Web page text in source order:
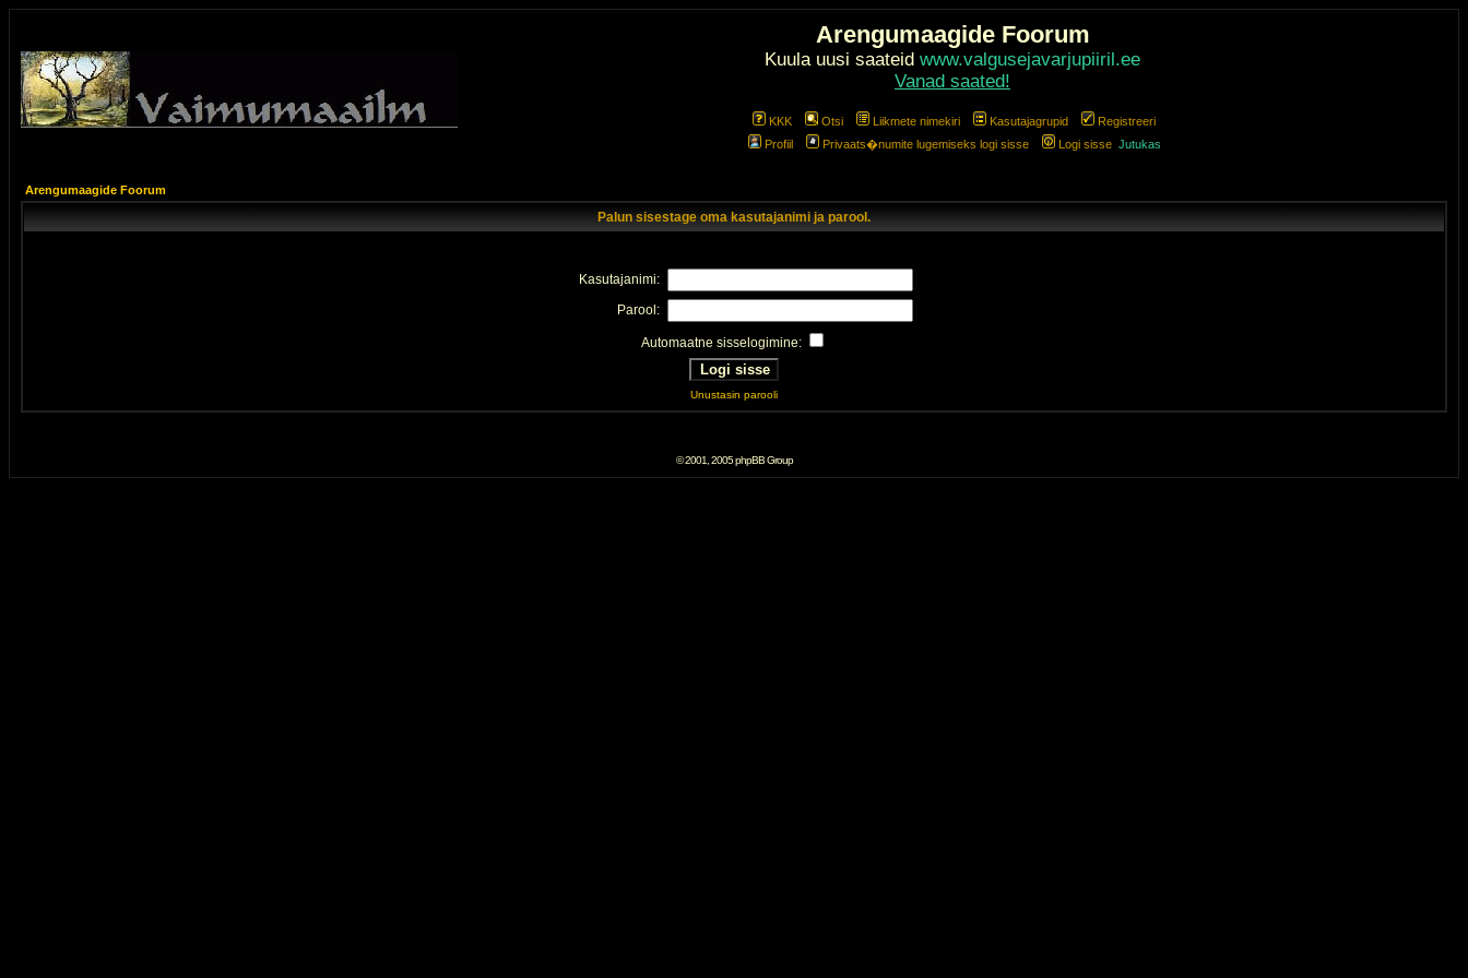
Arengumaagide Foorum
Kuula uusi saateid www.valgusejavarjupiiril.ee
Vanad saated!
KKK Otsi Liikmete nimekiri Kasutajagrupid
Registreeri
Profiil
Privaats�numite lugemiseks logi sisse Logi sisse Jutukas
Arengumaagide Foorum
Palun sisestage oma kasutajanimi ja parool.
Kasutajanimi:
Parool:
Automaatne sisselogimine:
Unustasin parooli
© 2001, 2005 phpBB Group